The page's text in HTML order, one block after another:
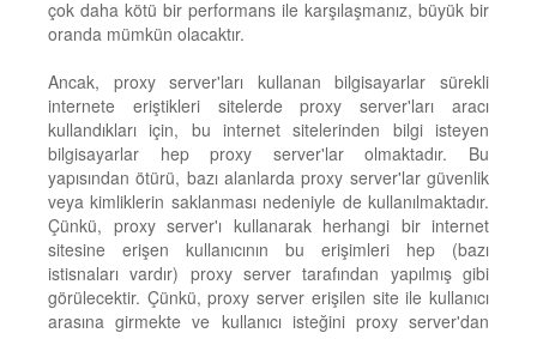
çok daha kötü bir performans ile karşılaşmanız, büyük bir
oranda mümkün olacaktır.
Ancak, proxy server'ları kullanan bilgisayarlar sürekli
internete eriştikleri sitelerde proxy server'ları aracı
kullandıkları için, bu internet sitelerinden bilgi isteyen
bilgisayarlar hep proxy server'lar olmaktadır. Bu
yapısından ötürü, bazı alanlarda proxy server'lar güvenlik
veya kimliklerin saklanması nedeniyle de kullanılmaktadır.
Çünkü, proxy server'ı kullanarak herhangi bir internet
sitesine erişen kullanıcının bu erişimleri hep (bazı
istisnaları vardır) proxy server tarafından yapılmış gibi
görülecektir. Çünkü, proxy server erişilen site ile kullanıcı
arasına girmekte ve kullanıcı isteğini proxy server'dan